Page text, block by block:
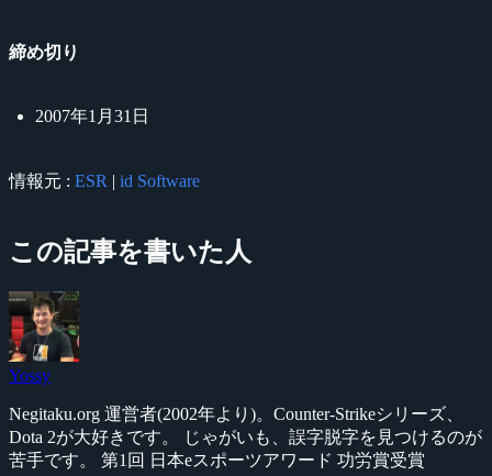
締め切り
2007年1月31日
情報元 : ESR | id Software
この記事を書いた人
Yossy
Negitaku.org 運営者(2002年より)。Counter-Strikeシリーズ、
Dota 2が大好きです。 じゃがいも、誤字脱字を見つけるのが
苦手です。 第1回 日本eスポーツアワード 功労賞受賞